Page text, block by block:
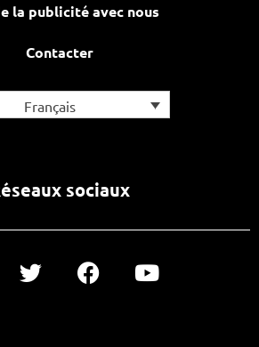
la publicité avec nous
Contacter
Français
sociaux